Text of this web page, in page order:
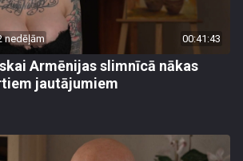
nedēļām 00:41:43
Armēnijas slimnīcā nākas
jautājumiem